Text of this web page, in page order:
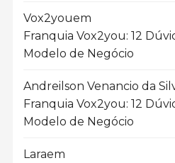
Vox2youem
Franquia Vox2you: 12
Modelo de Negócio
Andreilson Venancio da
Franquia Vox2you: 12
Modelo de Negócio
Laraem